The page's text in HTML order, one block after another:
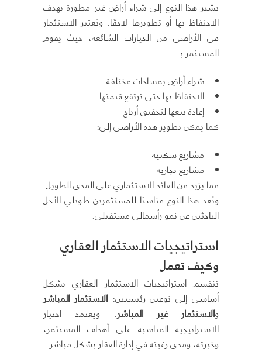
يشير هذا النوع إلى شراء أراضٍ غير مطورة بهدف
الاحتفاظ بها أو تطويرها لاحقًا. ويُعتبر الاستثمار
في الأراضي من الخيارات الشائعة، حيث يقوم
المستثمر بـ:
شراء أراضٍ بمساحات مختلفة
الاحتفاظ بها حتى ترتفع قيمتها
إعادة بيعها لتحقيق أرباح
كما يمكن تطوير هذه الأراضي إلى:
مشاريع سكنية
مشاريع تجارية
مما يزيد من العائد الاستثماري على المدى الطويل.
ويُعد هذا النوع مناسبًا للمستثمرين طويلَي الأجل
الباحثين عن نمو رأسمالي مستقبلي.
استراتيجيات الاستثمار العقاري
وكيف تعمل
تنقسم استراتيجيات الاستثمار العقاري بشكل
أساسي إلى نوعين رئيسيين:الاستثمار المباشر
والاستثمار غير المباشر. ويعتمد اختيار
الاستراتيجية المناسبة على أهداف المستثمر،
وخبرته، ومدى رغبته في إدارة العقار بشكل مباشر.